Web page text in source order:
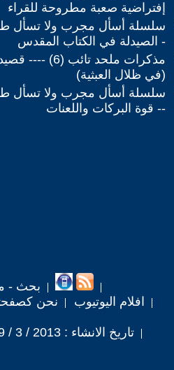
إفتراضية صعبة مطروحة للقراء
- الصيدلة في الكتاب المقدس
مذكرات ملحد تائب
(في ظلال العبثية)
-- قوة البركات واللعنات
بحث -
افلام اليوتيوب
نحن
تاريخ الانشاء : 2013 / 3 / 29